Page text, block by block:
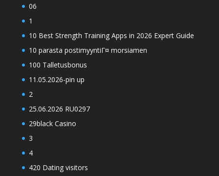
06
1
10 Best Strength Training Apps in 2026 Expert Guide
10 parasta postimyyntiГ¤ morsiamen
100 Talletusbonus
11.05.2026-pin up
2
25.06.2026 RU0297
29black Casino
3
4
420 Dating visitors